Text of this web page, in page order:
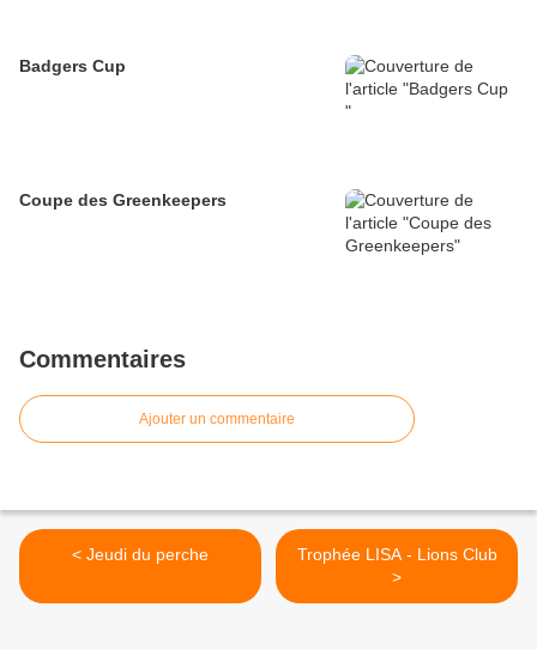
Badgers Cup
Coupe des Greenkeepers
Commentaires
Ajouter un commentaire
< Jeudi du perche
Trophée LISA - Lions Club
>